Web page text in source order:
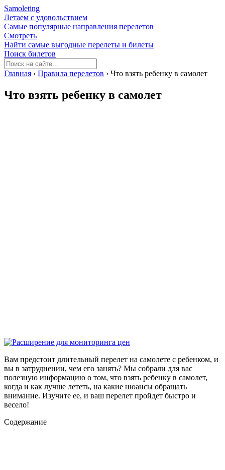
Samoleting
Летаем с удовольствием
Самые популярные направления перелетов
Смотреть
Найти самые выгодные перелеты и билеты
Поиск билетов
Главная › Правила перелетов › Что взять ребенку в самолет
Что взять ребенку в самолет
Вам предстоит длительный перелет на самолете с ребенком, и
вы в затруднении, чем его занять? Мы собрали для вас
полезную информацию о том, что взять ребенку в самолет,
когда и как лучше лететь, на какие нюансы обращать
внимание. Изучите ее, и ваш перелет пройдет быстро и
весело!
Содержание